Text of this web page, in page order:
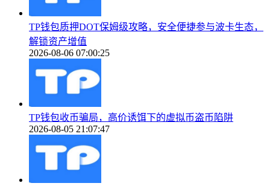
TP钱包质押DOT保姆级攻略，安全便捷参与波卡生态，
解锁资产增值
2026-08-06 07:00:25
TP钱包收币骗局，高价诱饵下的虚拟币盗币陷阱
2026-08-05 21:07:47